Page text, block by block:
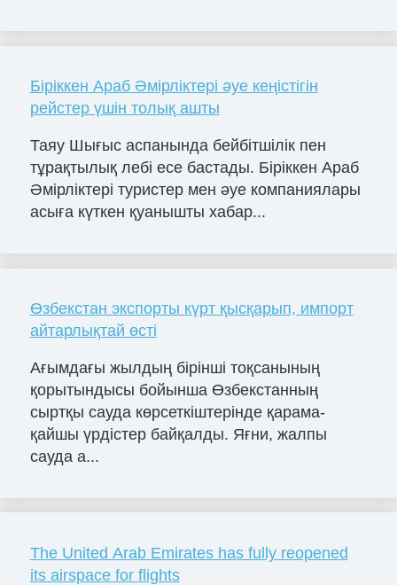
Біріккен Араб Әмірліктері әуе кеңістігін
рейстер үшін толық ашты
Таяу Шығыс аспанында бейбітшілік пен
тұрақтылық лебі есе бастады. Біріккен Араб
Әмірліктері туристер мен әуе компаниялары
асыға күткен қуанышты хабар...
Өзбекстан экспорты күрт қысқарып, импорт
айтарлықтай өсті
Ағымдағы жылдың бірінші тоқсанының
қорытындысы бойынша Өзбекстанның
сыртқы сауда көрсеткіштерінде қарама-
қайшы үрдістер байқалды. Яғни, жалпы
сауда а...
The United Arab Emirates has fully reopened
its airspace for flights